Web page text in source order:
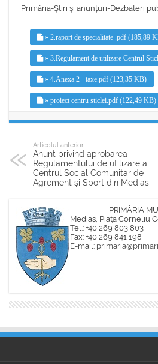
Primăria-Știri și anunțuri-Dezbateri
» 2.raport de specialitate .pdf (185,89
» 3.Regulament de utilizare Centrul
» 4.Anexa 2 - taxe.pdf (123,35 KB)
» proiect centru sticlei.pdf (122,49 KB)
Articolul anterior
Anunt privind aprobarea
Regulamentului de utilizare a
Centrul Social Comunitar de
Agrement și Sport din Mediaș
PRIMĂRIA
Mediaş, Piaţa Corneliu
Tel.: +40 269 803 803
Fax: +40 269 841 198
E-mail: